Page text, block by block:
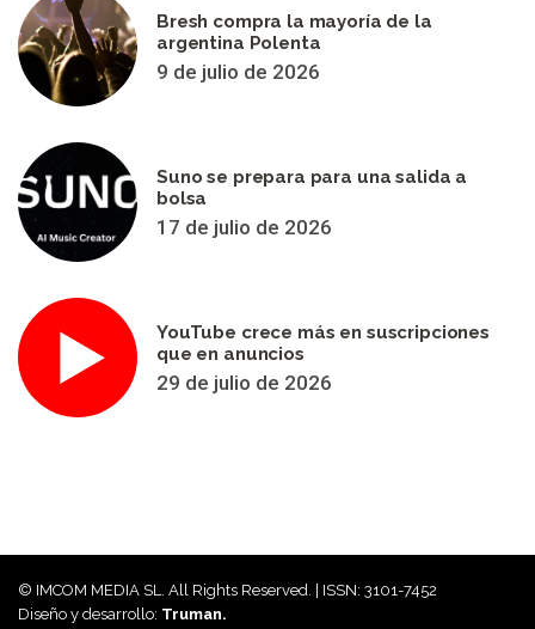
Bresh compra la mayoría de la
argentina Polenta
9 de julio de 2026
Suno se prepara para una salida a
bolsa
17 de julio de 2026
YouTube crece más en suscripciones
que en anuncios
29 de julio de 2026
© IMCOM MEDIA SL. All Rights Reserved. | ISSN: 3101-7452
Diseño y desarrollo: Truman.